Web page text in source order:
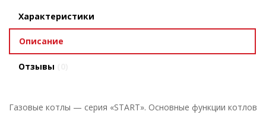
Характеристики
Описание
Отзывы
Газовые котлы — серия «START». Основные функции котлов